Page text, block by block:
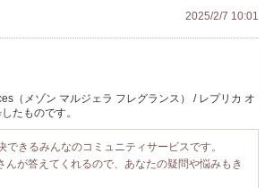
2025/2/7 10:01
（メゾン マルジェラ フレグランス） / レプリカ オ
たものです。
きるみんなのコミュニティサービスです。
が答えてくれるので、あなたの疑問や悩みもき